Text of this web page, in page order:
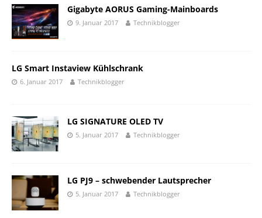
Gigabyte AORUS Gaming-Mainboards
9. Januar 2017 Technikblogger
LG Smart Instaview Kühlschrank
6. Januar 2017 Technikblogger
LG SIGNATURE OLED TV
5. Januar 2017 Technikblogger
LG PJ9 – schwebender Lautsprecher
5. Januar 2017 Technikblogger